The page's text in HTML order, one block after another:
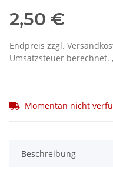
2,50 €
Endpreis zzgl.
Umsatzsteuer berechnet.
Momentan nicht
Beschreibung